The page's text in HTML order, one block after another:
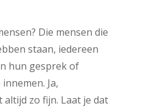
Die mensen die
staan, iedereen
hun gesprek of
Ja,
zo fijn. Laat je dat